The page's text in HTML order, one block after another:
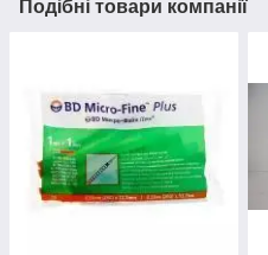
Подібні товари компанії